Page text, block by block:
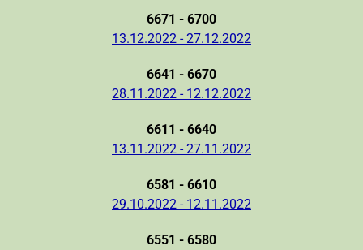
6671 - 6700
13.12.2022 - 27.12.2022
6641 - 6670
28.11.2022 - 12.12.2022
6611 - 6640
13.11.2022 - 27.11.2022
6581 - 6610
29.10.2022 - 12.11.2022
6551 - 6580